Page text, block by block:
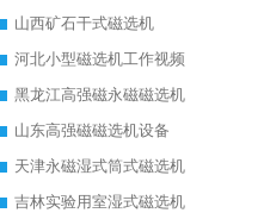
山西矿石干式磁选机
河北小型磁选机工作视频
黑龙江高强磁永磁磁选机
山东高强磁磁选机设备
天津永磁湿式筒式磁选机
吉林实验用室湿式磁选机